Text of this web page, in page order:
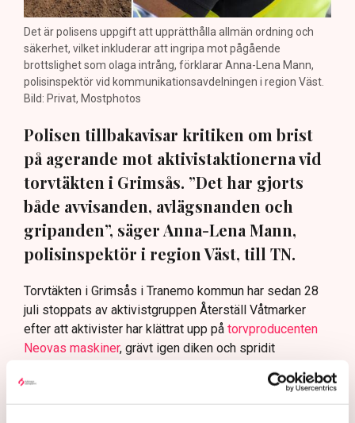
Det är polisens uppgift att upprätthålla allmän ordning och
säkerhet, vilket inkluderar att ingripa mot pågående
brottslighet som olaga intrång, förklarar Anna-Lena Mann,
polisinspektör vid kommunikationsavdelningen i region Väst.
Bild: Privat, Mostphotos
Polisen tillbakavisar kritiken om brist
på agerande mot aktivistaktionerna vid
torvtäkten i Grimsås. ”Det har gjorts
både avvisanden, avlägsnanden och
gripanden”, säger Anna-Lena Mann,
polisinspektör i region Väst, till TN.
Torvtäkten i Grimsås i Tranemo kommun har sedan 28
juli stoppats av aktivistgruppen Återställ Våtmarker
efter att aktivister har klättrat upp på torvproducenten
Neovas maskiner, grävt igen diken och spridit
Aktivisterna klättrar upp på